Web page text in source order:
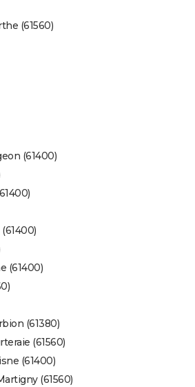
(61560)
(61400)
(61400)
(61380)
(61560)
(61400)
(61560)